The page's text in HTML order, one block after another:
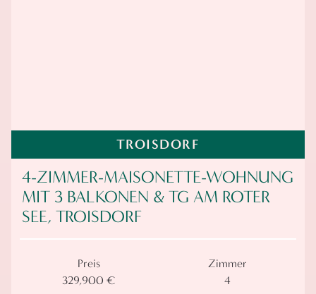
TROISDORF
4-ZIMMER-MAISONETTE-WOHNUNG
MIT 3 BALKONEN & TG AM ROTER
SEE, TROISDORF
Preis
329,900 €
Zimmer
4